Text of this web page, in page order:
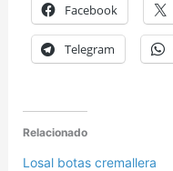
Facebook
Telegram
Relacionado
Losal botas cremallera